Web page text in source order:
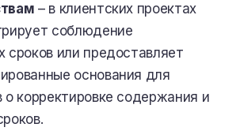
– в клиентских проектах
соблюдение
сроков или предоставляет
основания для
о корректировке содержания и